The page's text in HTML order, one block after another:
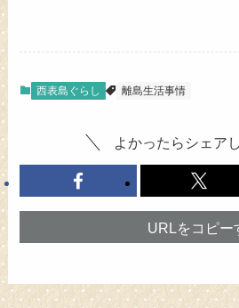
西表島ぐらし 離島生活事情
よかったらシェア
URLをコピー